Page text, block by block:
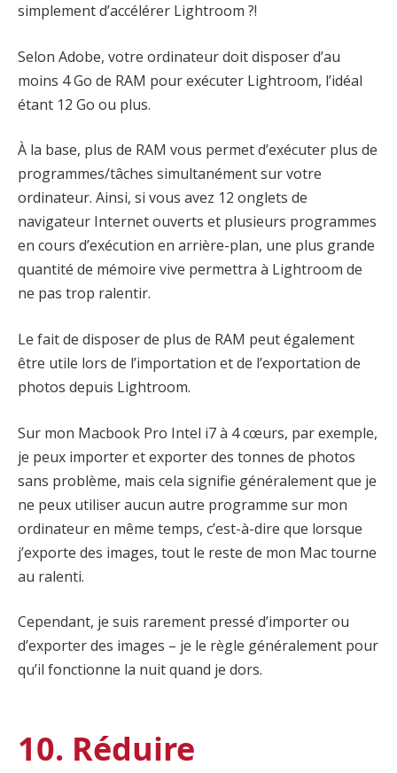
simplement d’accélérer Lightroom ?!
Selon Adobe, votre ordinateur doit disposer d’au
moins 4 Go de RAM pour exécuter Lightroom, l’idéal
étant 12 Go ou plus.
À la base, plus de RAM vous permet d’exécuter plus de
programmes/tâches simultanément sur votre
ordinateur. Ainsi, si vous avez 12 onglets de
navigateur Internet ouverts et plusieurs programmes
en cours d’exécution en arrière-plan, une plus grande
quantité de mémoire vive permettra à Lightroom de
ne pas trop ralentir.
Le fait de disposer de plus de RAM peut également
être utile lors de l’importation et de l’exportation de
photos depuis Lightroom.
Sur mon Macbook Pro Intel i7 à 4 cœurs, par exemple,
je peux importer et exporter des tonnes de photos
sans problème, mais cela signifie généralement que je
ne peux utiliser aucun autre programme sur mon
ordinateur en même temps, c’est-à-dire que lorsque
j’exporte des images, tout le reste de mon Mac tourne
au ralenti.
Cependant, je suis rarement pressé d’importer ou
d’exporter des images – je le règle généralement pour
qu’il fonctionne la nuit quand je dors.
10. Réduire